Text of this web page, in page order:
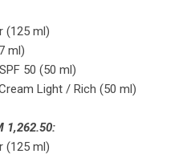
(125 ml)
ml)
50 (50 ml)
Light / Rich (50 ml)
1,262.50:
(125 ml)